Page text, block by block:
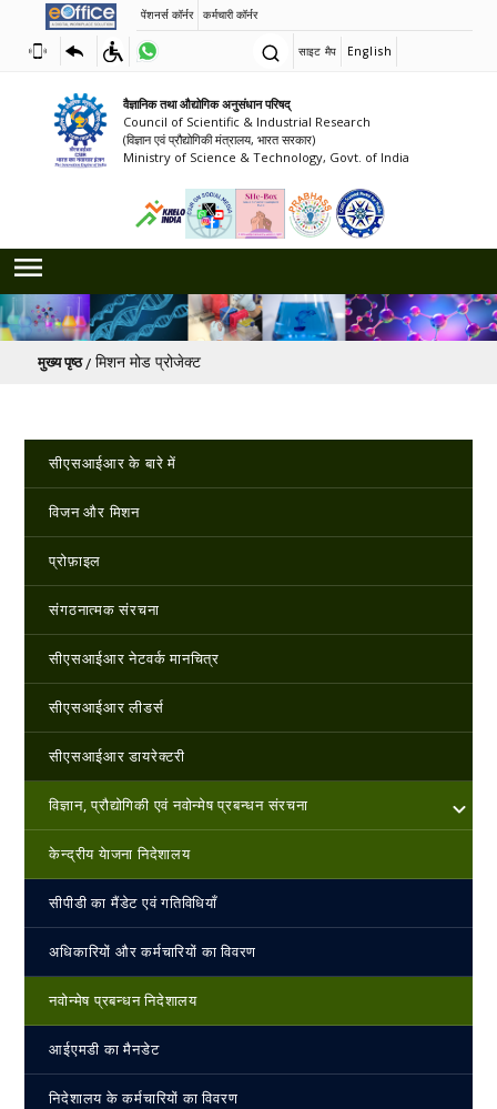
पेंशनर्स कॉर्नर कर्मचारी कॉर्नर
साइट मैप English
वैज्ञानिक तथा औद्योगिक अनुसंधान परिषद्
Council of Scientific & Industrial Research
(विज्ञान एवं प्रौद्योगिकी मंत्रालय, भारत सरकार)
Ministry of Science & Technology, Govt. of India
पग चिन्ह
मुख्य पृष्ठ मिशन मोड प्रोजेक्ट
Main navigation
सीएसआईआर के बारे में
विजन और मिशन
प्रोफ़ाइल
संगठनात्मक संरचना
सीएसआईआर नेटवर्क मानचित्र
सीएसआईआर लीडर्स
सीएसआईआर डायरेक्टरी
विज्ञान, प्रौद्योगिकी एवं नवोन्‍मेष प्रबन्‍धन संरचना
केन्‍द्रीय येाजना निदेशालय
सीपीडी का मैंडेट एवं गतिविधियाँ
अधिकारियों और कर्मचारियों का विवरण
नवोन्‍मेष प्रबन्‍धन निदेशालय
आईएमडी का मैनडेट
निदेशालय के कर्मचारियों का विवरण